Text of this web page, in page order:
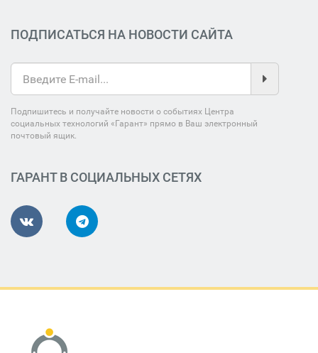
ПОДПИСАТЬСЯ НА НОВОСТИ САЙТА
Подпишитесь и получайте новости о событиях Центра
социальных технологий «Гарант» прямо в Ваш электронный
почтовый ящик.
ГАРАНТ В СОЦИАЛЬНЫХ СЕТЯХ